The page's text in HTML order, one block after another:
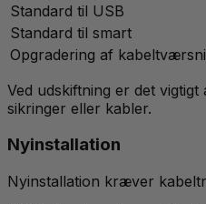
Standard til USB
Standard til smart
Opgradering af
Ved udskiftning er det
sikringer eller kabler.
Nyinstallation
Nyinstallation kræver